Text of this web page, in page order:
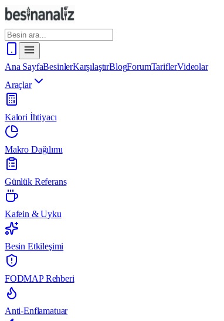
Ana SayfaBesinlerKarşılaştırBlogForumTariflerVideolar
Araçlar
Kalori İhtiyacı
Makro Dağılımı
Günlük Referans
Kafein & Uyku
Besin Etkileşimi
FODMAP Rehberi
Anti-Enflamatuar